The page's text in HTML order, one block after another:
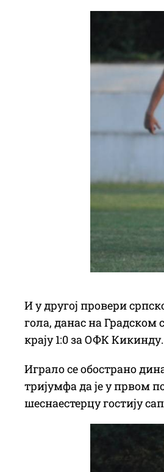
И у другој провери
гола, данас на Градском
крају 1:0 за ОФК Кикинду.
Играло се обострано
тријумфа да је у првом
шеснаестерцу гостију